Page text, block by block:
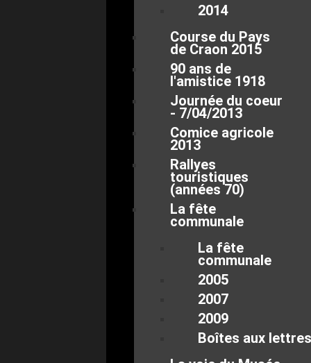
2014
Course du Pays
de Craon 2015
90 ans de
l'amistice 1918
Journée du coeur
- 7/04/2013
Comice agricole
2013
Rallyes
touristiques
(années 70)
La fête
communale
La fête
communale
2005
2007
2009
Boîtes aux lettres